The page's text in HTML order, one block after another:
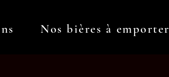
Log In
Nos bières à emporter